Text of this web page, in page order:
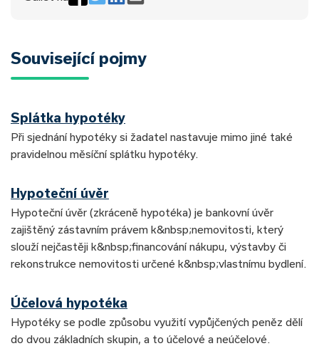
Související pojmy
Splátka hypotéky
Při sjednání hypotéky si žadatel nastavuje mimo jiné také
pravidelnou měsíční splátku hypotéky.
Hypoteční úvěr
Hypoteční úvěr (zkráceně hypotéka) je bankovní úvěr
zajištěný zástavním právem k&nbsp;nemovitosti, který
slouží nejčastěji k&nbsp;financování nákupu, výstavby či
rekonstrukce nemovitosti určené k&nbsp;vlastnímu bydlení.
Účelová hypotéka
Hypotéky se podle způsobu využití vypůjčených peněz dělí
do dvou základních skupin, a to účelové a neúčelové.